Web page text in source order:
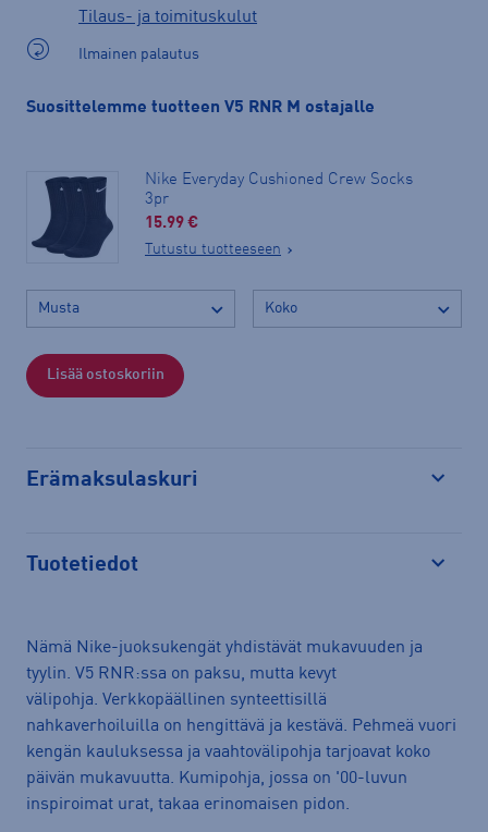
Tilaus- ja toimituskulut
Ilmainen palautus
Suosittelemme tuotteen V5 RNR M ostajalle
Nike Everyday Cushioned Crew Socks
3pr
15.99 €
Tutustu tuotteeseen
Lisää ostoskoriin
Erämaksulaskuri
Tuotetiedot
Nämä Nike-juoksukengät yhdistävät mukavuuden ja
tyylin. V5 RNR:ssa on paksu, mutta kevyt
välipohja. Verkkopäällinen synteettisillä
nahkaverhoiluilla on hengittävä ja kestävä. Pehmeä vuori
kengän kauluksessa ja vaahtovälipohja tarjoavat koko
päivän mukavuutta. Kumipohja, jossa on '00-luvun
inspiroimat urat, takaa erinomaisen pidon.